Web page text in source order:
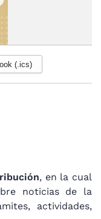
(.ics)
, en la cual
noticias de la
actividades,